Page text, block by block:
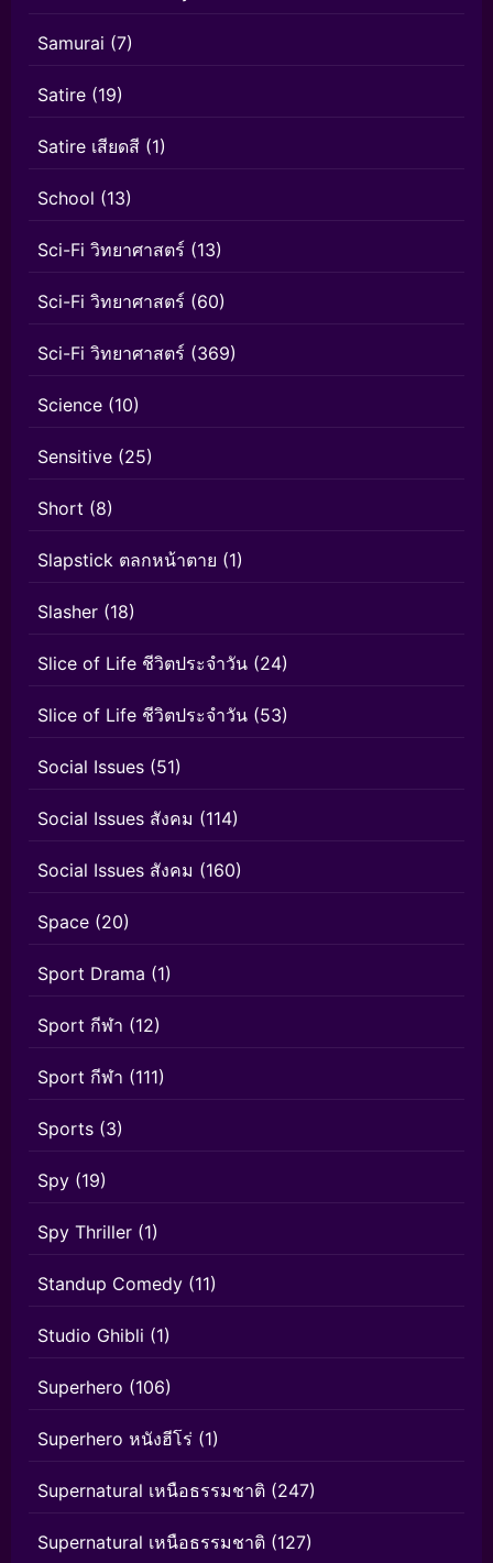
Samurai (7)
Satire (19)
Satire เสียดสี (1)
School (13)
Sci-Fi วิทยาศาสตร์ (13)
Sci-Fi วิทยาศาสตร์ (60)
Sci-Fi วิทยาศาสตร์ (369)
Science (10)
Sensitive (25)
Short (8)
Slapstick ตลกหน้าตาย (1)
Slasher (18)
Slice of Life ชีวิตประจำวัน (24)
Slice of Life ชีวิตประจำวัน (53)
Social Issues (51)
Social Issues สังคม (114)
Social Issues สังคม (160)
Space (20)
Sport Drama (1)
Sport กีฬา (12)
Sport กีฬา (111)
Sports (3)
Spy (19)
Spy Thriller (1)
Standup Comedy (11)
Studio Ghibli (1)
Superhero (106)
Superhero หนังฮีโร่ (1)
Supernatural เหนือธรรมชาติ (247)
Supernatural เหนือธรรมชาติ (127)